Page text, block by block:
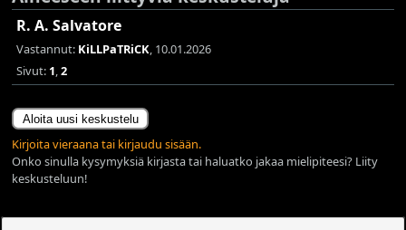
R. A. Salvatore
Vastannut: KiLLPaTRiCK, 10.01.2026
Sivut: 1,2
Aloita uusi keskustelu
Kirjoita vieraana tai kirjaudu sisään.
Onko sinulla kysymyksiä kirjasta tai haluatko jakaa mielipiteesi? Liity
keskusteluun!